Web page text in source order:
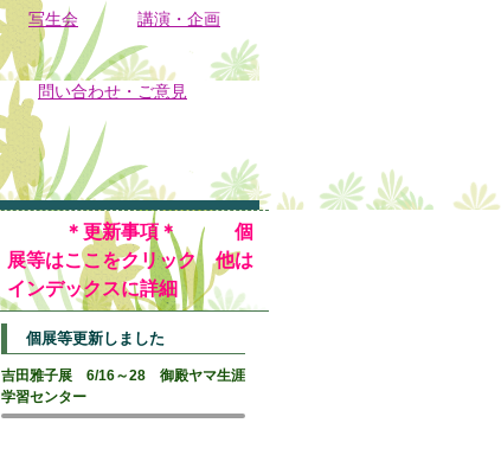
写生会 講演・企画
問い合わせ・ご意見
＊更新事項＊ 個
展等はここをクリック 他は
インデックスに詳細
個展等更新しました
吉田雅子展 6/16～28 御殿ヤマ生涯
学習センター